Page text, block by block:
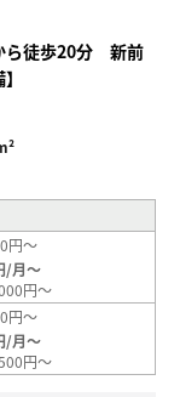
ら徒歩20分 新前
円～
/月～
円～
円～
/月～
円～